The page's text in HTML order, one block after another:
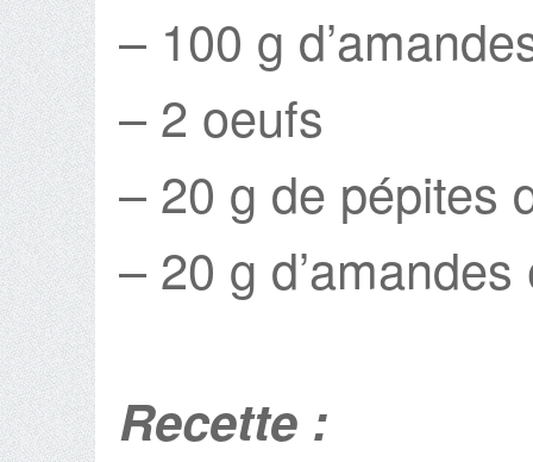
– 100 g
– 2 oeufs
– 20 g de pépites
– 20 g
Recette :